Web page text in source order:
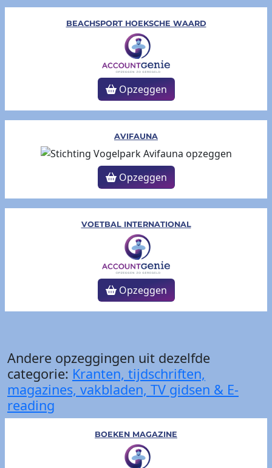
BEACHSPORT HOEKSCHE WAARD
Opzeggen
AVIFAUNA
Opzeggen
VOETBAL INTERNATIONAL
Opzeggen
Andere opzeggingen uit dezelfde
categorie: Kranten, tijdschriften,
magazines, vakbladen, TV gidsen & E-
reading
BOEKEN MAGAZINE